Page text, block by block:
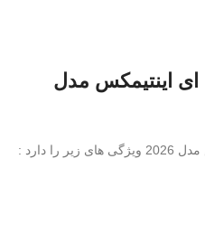
ای اینتیمکس مدل
دارد :